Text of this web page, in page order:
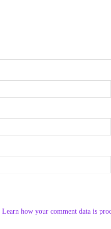
Learn how your comment data is